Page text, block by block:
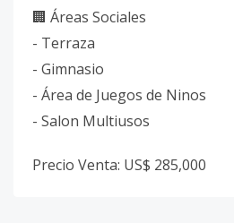
🏢 Áreas Sociales
- Terraza
- ⁠Gimnasio
- Área de Juegos de Ninos
- Salon Multiusos
Precio Venta: US$ 285,000